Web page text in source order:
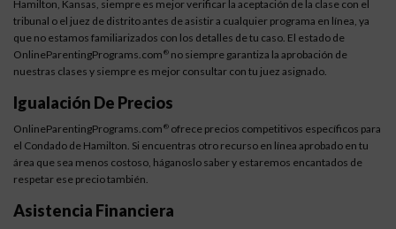
Hamilton, Kansas, siempre es mejor verificar la aceptación de la clase con el
tribunal o el juez de distrito antes de asistir a cualquier programa en línea, ya
que no estamos familiarizados con los detalles de tu caso. El estado de
OnlineParentingPrograms.com ® no siempre garantiza la aprobación de
nuestras clases y siempre es mejor consultar con tu juez asignado.
Igualación De Precios
OnlineParentingPrograms.com ® ofrece precios competitivos específicos para
el Condado de Hamilton. Si encuentras otro recurso en línea aprobado en tu
área que sea menos costoso, háganoslo saber y estaremos encantados de
respetar ese precio también.
Asistencia Financiera